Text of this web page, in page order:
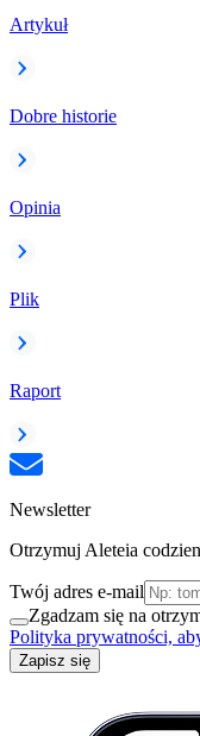
Artykuł
Dobre historie
Opinia
Plik
Raport
Newsletter
Otrzymuj Aleteia
Twój adres e-mail
Zgadzam się na
Polityka prywatności,
Zapisz się